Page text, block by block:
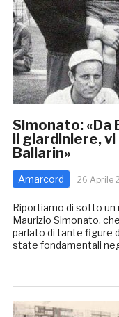
Simonato:
il giardiniere,
Ballarin»
Amarcord 26 Aprile
Riportiamo di sotto
Maurizio Simonato,
parlato di tante figure
state fondamentali